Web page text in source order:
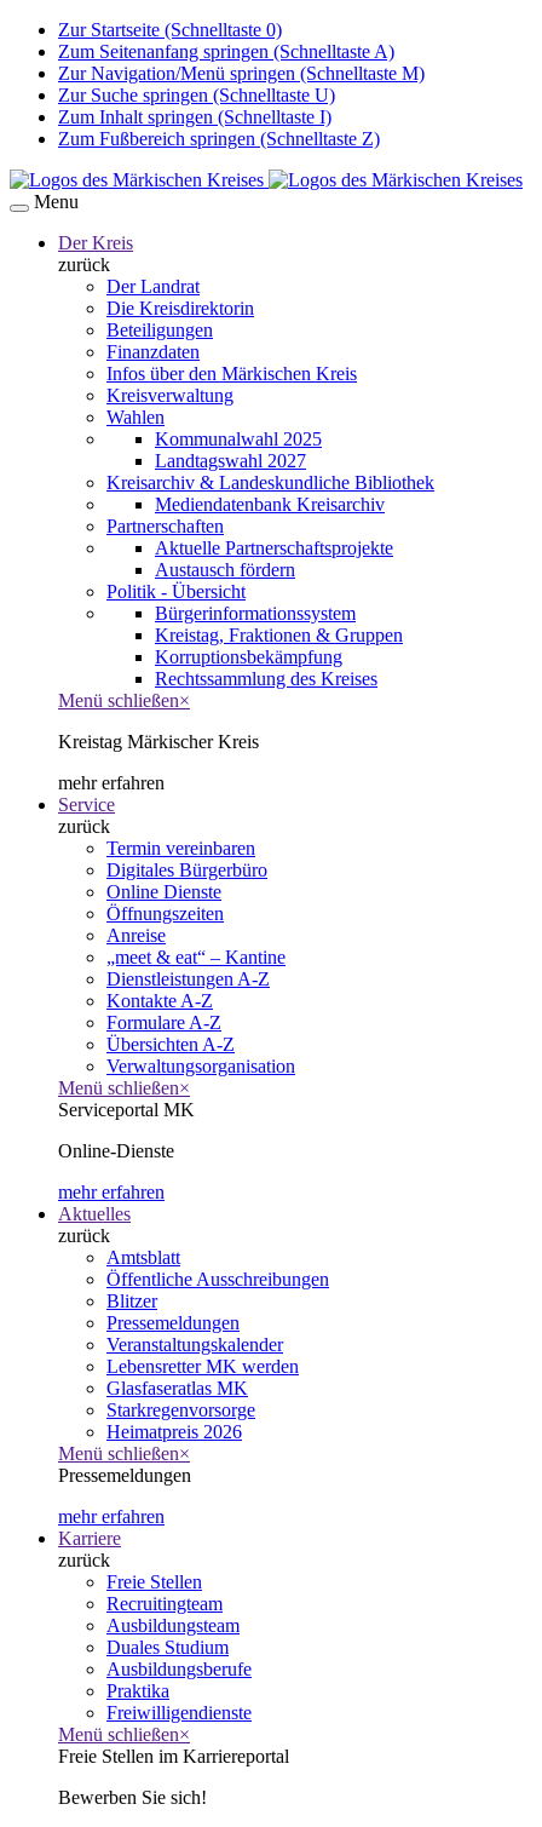
Zur Startseite (Schnelltaste 0)
Zum Seitenanfang springen (Schnelltaste A)
Zur Navigation/Menü springen (Schnelltaste M)
Zur Suche springen (Schnelltaste U)
Zum Inhalt springen (Schnelltaste I)
Zum Fußbereich springen (Schnelltaste Z)
Menu
Der Kreis
zurück
Der Landrat
Die Kreisdirektorin
Beteiligungen
Finanzdaten
Infos über den Märkischen Kreis
Kreisverwaltung
Wahlen
Kommunalwahl 2025
Landtagswahl 2027
Kreisarchiv & Landeskundliche Bibliothek
Mediendatenbank Kreisarchiv
Partnerschaften
Aktuelle Partnerschaftsprojekte
Austausch fördern
Politik - Übersicht
Bürgerinformationssystem
Kreistag, Fraktionen & Gruppen
Korruptionsbekämpfung
Rechtssammlung des Kreises
Menü schließen×
Kreistag Märkischer Kreis
mehr erfahren
Service
zurück
Termin vereinbaren
Digitales Bürgerbüro
Online Dienste
Öffnungszeiten
Anreise
„meet & eat“ – Kantine
Dienstleistungen A-Z
Kontakte A-Z
Formulare A-Z
Übersichten A-Z
Verwaltungsorganisation
Menü schließen×
Serviceportal MK
Online-Dienste
mehr erfahren
Aktuelles
zurück
Amtsblatt
Öffentliche Ausschreibungen
Blitzer
Pressemeldungen
Veranstaltungskalender
Lebensretter MK werden
Glasfaseratlas MK
Starkregenvorsorge
Heimatpreis 2026
Menü schließen×
Pressemeldungen
mehr erfahren
Karriere
zurück
Freie Stellen
Recruitingteam
Ausbildungsteam
Duales Studium
Ausbildungsberufe
Praktika
Freiwilligendienste
Menü schließen×
Freie Stellen im Karriereportal
Bewerben Sie sich!